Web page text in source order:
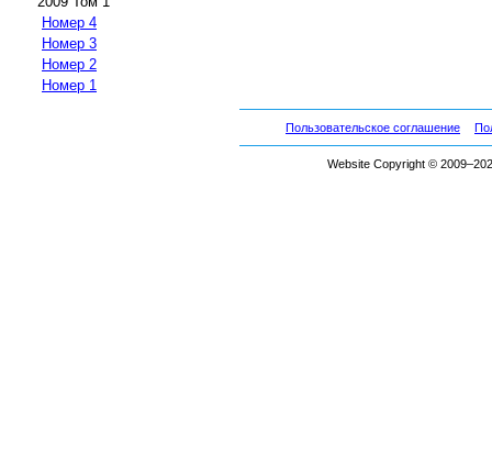
Номер 4
Номер 3
Номер 2
Номер 1
Пользовательское соглашение
Website Copyright ©